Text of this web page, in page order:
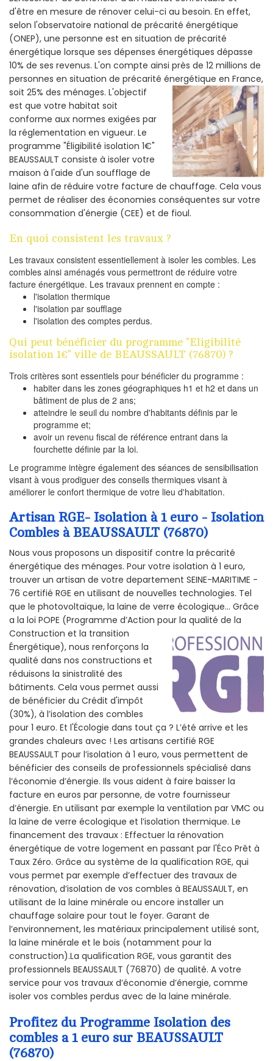
d'être en mesure de rénover celui-ci au besoin. En effet,
selon l'observatoire national de précarité énergétique
(ONEP), une personne est en situation de précarité
énergétique lorsque ses dépenses énergétiques dépasse
10% de ses revenus. L'on compte ainsi près de 12 millions de
personnes en situation de précarité énergétique en France,
soit 25% des ménages. L'objectif
est que votre habitat soit
conforme aux normes exigées par
la réglementation en vigueur. Le
programme "Éligibilité isolation 1€"
BEAUSSAULT consiste à isoler votre
maison à l'aide d'un soufflage de
laine afin de réduire votre facture de chauffage. Cela vous
permet de réaliser des économies conséquentes sur votre
consommation d'énergie (CEE) et de fioul.
En quoi consistent les travaux ?
Les travaux consistent essentiellement à isoler les combles. Les
combles ainsi aménagés vous permettront de réduire votre
facture énergétique. Les travaux prennent en compte :
l'isolation thermique
l'isolation par soufflage
l'isolation des comptes perdus.
Qui peut bénéficier du programme "Eligibilité
isolation 1€" ville de BEAUSSAULT (76870) ?
Trois critères sont essentiels pour bénéficier du programme :
habiter dans les zones géographiques h1 et h2 et dans un
bâtiment de plus de 2 ans;
atteindre le seuil du nombre d'habitants définis par le
programme et;
avoir un revenu fiscal de référence entrant dans la
fourchette définie par la loi.
Le programme intègre également des séances de sensibilisation
visant à vous prodiguer des conseils thermiques visant à
améliorer le confort thermique de votre lieu d'habitation.
Artisan RGE- Isolation à 1 euro - Isolation
Combles à BEAUSSAULT (76870)
Nous vous proposons un dispositif contre la précarité
énergétique des ménages. Pour votre isolation à 1 euro,
trouver un artisan de votre departement SEINE-MARITIME -
76 certifié RGE en utilisant de nouvelles technologies. Tel
que le photovoltaïque, la laine de verre écologique... Grâce
a la loi POPE (Programme d’Action pour la qualité de la
Construction et la transition
Énergétique), nous renforçons la
qualité dans nos constructions et
réduisons la sinistralité des
bâtiments. Cela vous permet aussi
de bénéficier du Crédit d'impôt
(30%), à l’isolation des combles
pour 1 euro. Et l'Écologie dans tout ça ? L’été arrive et les
grandes chaleurs avec ! Les artisans certifié RGE
BEAUSSAULT pour l’isolation à 1 euro, vous permettent de
bénéficier des conseils de professionnels spécialisé dans
l’économie d’énergie. Ils vous aident à faire baisser la
facture en euros par personne, de votre fournisseur
d’énergie. En utilisant par exemple la ventilation par VMC ou
la laine de verre écologique et l’isolation thermique. Le
financement des travaux : Effectuer la rénovation
énergétique de votre logement en passant par l'Éco Prêt à
Taux Zéro. Grâce au système de la qualification RGE, qui
vous permet par exemple d’effectuer des travaux de
rénovation, d’isolation de vos combles à BEAUSSAULT, en
utilisant de la laine minérale ou encore installer un
chauffage solaire pour tout le foyer. Garant de
l’environnement, les matériaux principalement utilisé sont,
la laine minérale et le bois (notamment pour la
construction).La qualification RGE, vous garantit des
professionnels BEAUSSAULT (76870) de qualité. A votre
service pour vos travaux d’économie d’énergie, comme
isoler vos combles perdus avec de la laine minérale.
Profitez du Programme Isolation des
combles a 1 euro sur BEAUSSAULT
(76870)